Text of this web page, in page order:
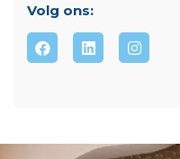
Volg ons: